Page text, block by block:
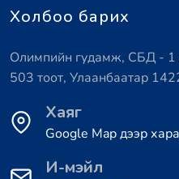
Холбоо барих
Олимпийн гудамж, СБД - 1
503 тоот, Улаанбаатар
Хаяг
Google Map дээр
И-мэйл